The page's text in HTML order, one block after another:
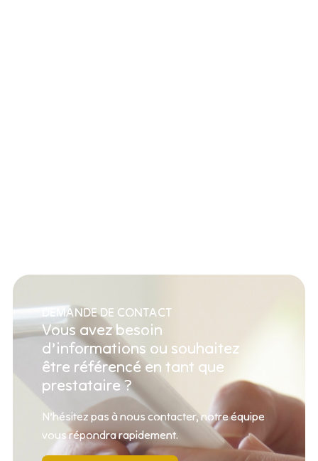
DEMANDE DE CONTACT
Vous avez besoin
d’informations ou souhaitez
être référencé en tant que
prestataire ?
N’hésitez pas à nous contacter, notre équipe
vous répondra rapidement.